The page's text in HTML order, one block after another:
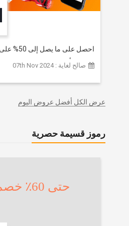
احصل على ما
الموقع | أحدث صيحات الموضة
مجانا
صالح لغاية : 07th Nov 2024
عرض الكل أفضل عروض اليوم
رموز قسيمة حصرية
حتى 60٪ خصم